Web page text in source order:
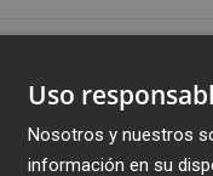
la gestora de
terrenos donde
con el Valencia
la operación
Uso
Nosotros y nuestros
información en su